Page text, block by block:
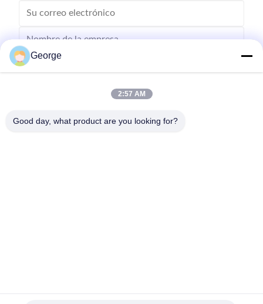
George
2:57 AM
Good day, what product are you looking for?